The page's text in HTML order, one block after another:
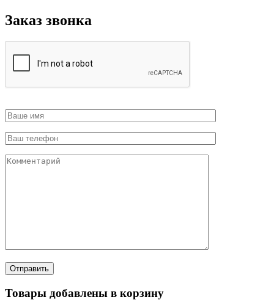
Заказ звонка
Товары добавлены в корзину